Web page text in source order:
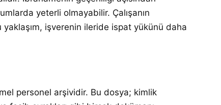
yeterli olmayabilir. Çalışanın
yaklaşım, işverenin ileride ispat yükünü daha
personel arşividir. Bu dosya; kimlik